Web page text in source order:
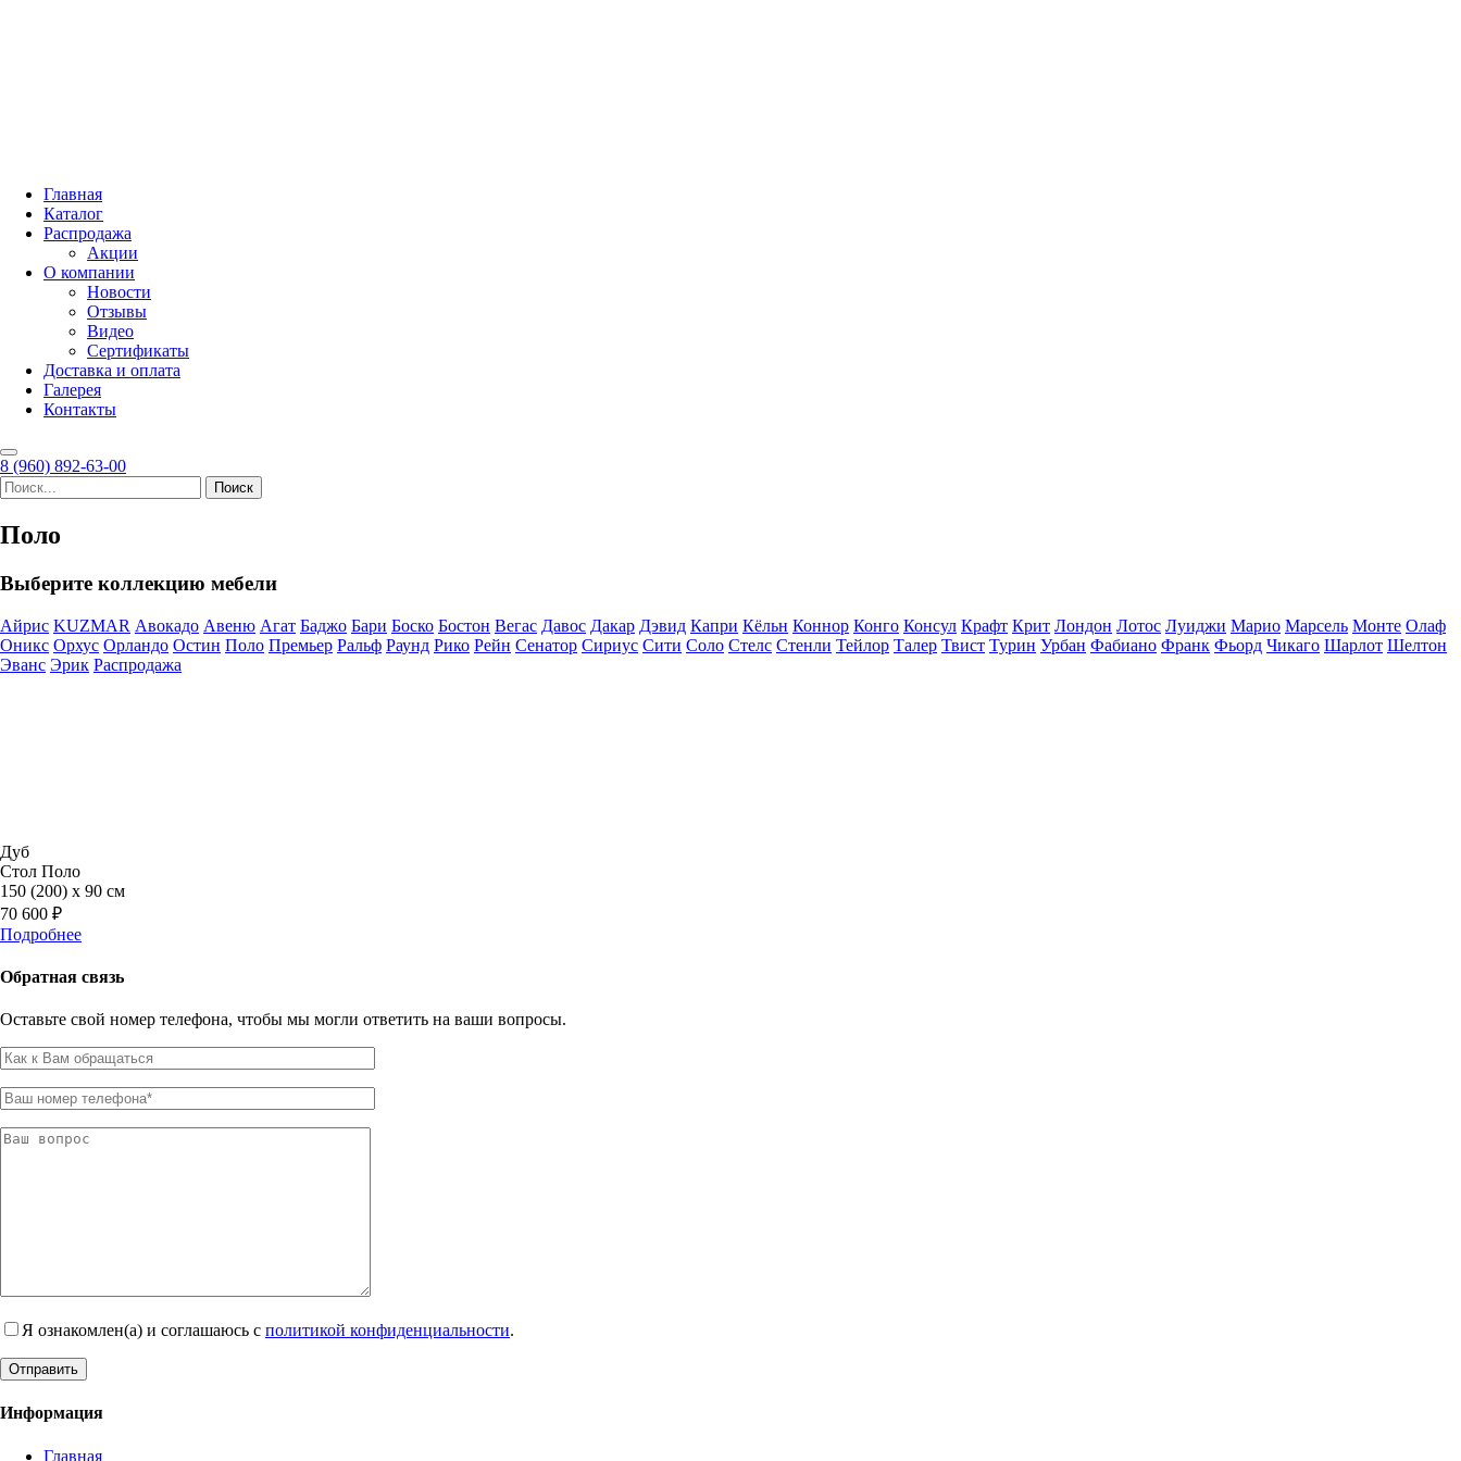
Главная
Каталог
Распродажа
Акции
О компании
Новости
Отзывы
Видео
Сертификаты
Доставка и оплата
Галерея
Контакты
8 (960) 892-63-00
Поиск
Поло
Выберите коллекцию мебели
Айрис KUZMAR Авокадо Авеню Агат Баджо Бари Боско Бостон Вегас Давос Дакар Дэвид Капри Кёльн Коннор Конго Консул Крафт Крит Лондон Лотос Луиджи Марио Марсель Монте Олаф
Оникс Орхус Орландо Остин Поло Премьер Ральф Раунд Рико Рейн Сенатор Сириус Сити Соло Стелс Стенли Тейлор Талер Твист Турин Урбан Фабиано Франк Фьорд Чикаго Шарлот Шелтон
Эванс Эрик Распродажа
Дуб
Стол Поло
150 (200) х 90 см
70 600 ₽
Подробнее
Обратная связь
Оставьте свой номер телефона, чтобы мы могли ответить на ваши вопросы.
Я ознакомлен(а) и соглашаюсь с политикой конфиденциальности.
Информация
Главная